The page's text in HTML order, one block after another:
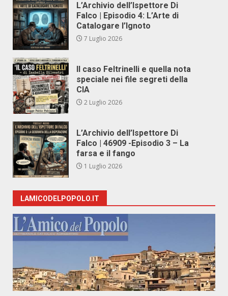
L’Archivio dell’Ispettore Di
Falco | Episodio 4: L’Arte di
Catalogare l’Ignoto
7 Luglio 2026
Il caso Feltrinelli e quella nota
speciale nei file segreti della
CIA
2 Luglio 2026
L’Archivio dell’Ispettore Di
Falco | 46909 -Episodio 3 – La
farsa e il fango
1 Luglio 2026
LAMICODELPOPOLO.IT